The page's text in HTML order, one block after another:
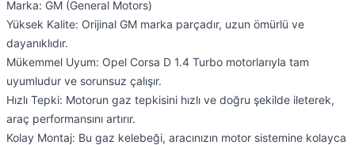
Marka: GM (General Motors)
Yüksek Kalite: Orijinal GM marka parçadır, uzun ömürlü ve
dayanıklıdır.
Mükemmel Uyum: Opel Corsa D 1.4 Turbo motorlarıyla tam
uyumludur ve sorunsuz çalışır.
Hızlı Tepki: Motorun gaz tepkisini hızlı ve doğru şekilde ileterek,
araç performansını artırır.
Kolay Montaj: Bu gaz kelebeği, aracınızın motor sistemine kolayca